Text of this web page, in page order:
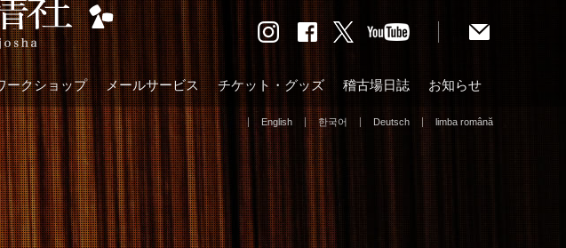
ークショップ メールサービス チケット・グッズ 稽古場日誌 お知らせ
English 한국어 Deutsch limba română